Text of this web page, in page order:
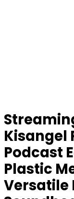
Kisangel
Podcast
Plastic
Versatile